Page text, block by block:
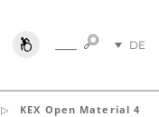
SUCHESUCHE
DE
KEX Open Material 4